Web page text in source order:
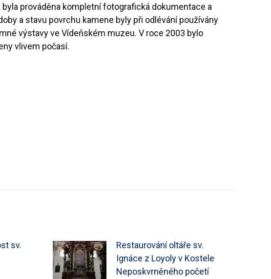
prováděna kompletní fotografická dokumentace a
a stavu povrchu kamene byly při odlévání používány
výstavy ve Vídeňském muzeu. V roce 2003 bylo
vlivem počasí.
sv.
Restaurování oltáře sv.
Ignáce z Loyoly v Kostele
Neposkvrněného početí